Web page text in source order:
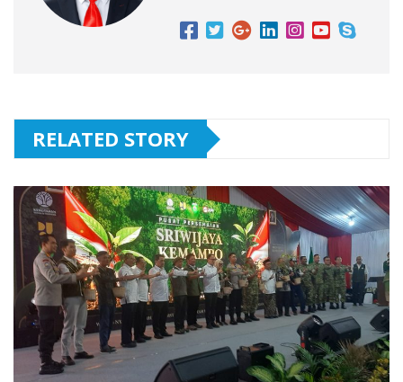
RELATED STORY